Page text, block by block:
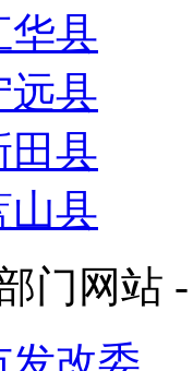
华县
远县
田县
山县
门网站 -